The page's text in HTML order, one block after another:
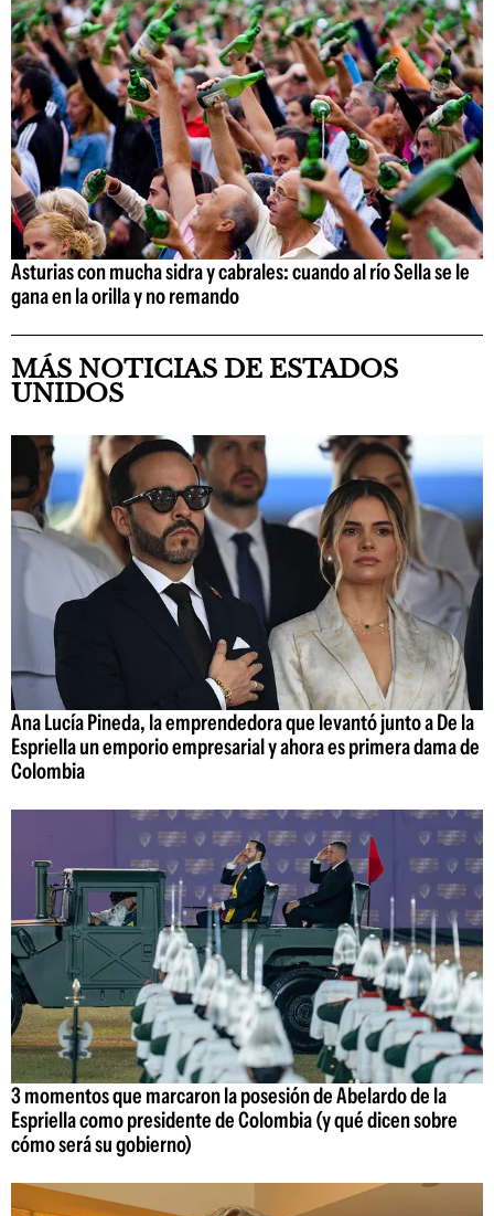
Asturias con mucha sidra y cabrales: cuando al río Sella se le
gana en la orilla y no remando
MÁS NOTICIAS DE ESTADOS
UNIDOS
Ana Lucía Pineda, la emprendedora que levantó junto a De la
Espriella un emporio empresarial y ahora es primera dama de
Colombia
3 momentos que marcaron la posesión de Abelardo de la
Espriella como presidente de Colombia (y qué dicen sobre
cómo será su gobierno)